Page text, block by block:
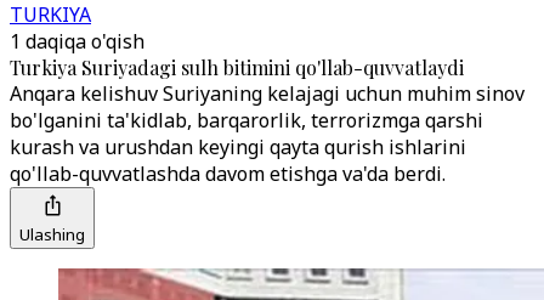
TURKIYA
1 daqiqa o'qish
Turkiya Suriyadagi sulh bitimini qo'llab-quvvatlaydi
Anqara kelishuv Suriyaning kelajagi uchun muhim sinov
bo'lganini ta'kidlab, barqarorlik, terrorizmga qarshi
kurash va urushdan keyingi qayta qurish ishlarini
qo'llab-quvvatlashda davom etishga va'da berdi.
Ulashing